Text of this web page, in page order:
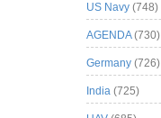
US Navy (748)
AGENDA(730)
Germany (726)
India (725)